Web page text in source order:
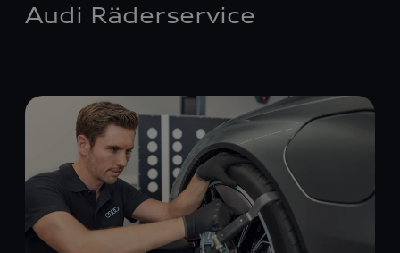
Audi Räderservice